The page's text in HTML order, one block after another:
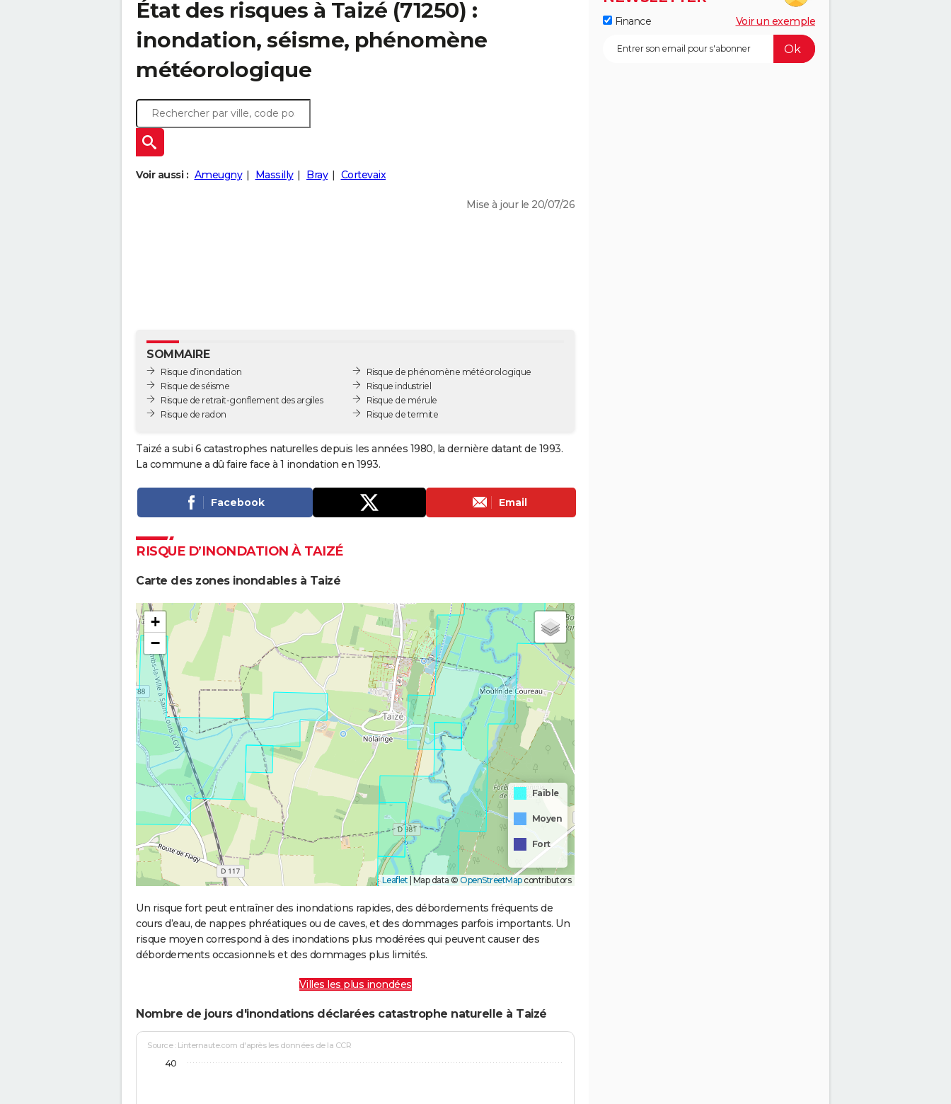
État des risques à Taizé (71250) :
inondation, séisme, phénomène
météorologique
Voir aussi : Ameugny Massilly Bray Cortevaix
Mise à jour le 20/07/26
SOMMAIRE
Risque d’inondation
Risque de séisme
Risque de retrait-gonflement des argiles
Risque de radon
Risque de phénomène météorologique
Risque industriel
Risque de mérule
Risque de termite
Taizé a subi 6 catastrophes naturelles depuis les années 1980, la dernière datant de 1993.
La commune a dû faire face à 1 inondation en 1993.
Facebook Email
RISQUE D’INONDATION À TAIZÉ
Carte des zones inondables à Taizé
+
−
Faible
Moyen
Fort
Leaflet Map data © OpenStreetMapcontributors
Un risque fort peut entraîner des inondations rapides, des débordements fréquents de
cours d’eau, de nappes phréatiques ou de caves, et des dommages parfois importants. Un
risque moyen correspond à des inondations plus modérées qui peuvent causer des
débordements occasionnels et des dommages plus limités.
Villes les plus inondées
Nombre de jours d'inondations déclarées catastrophe naturelle à Taizé
Source : Linternaute.com d'après les données de la CCR
40
Finance Voir un exemple